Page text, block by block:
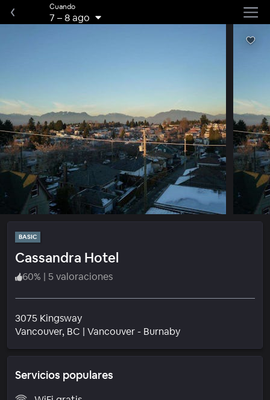
Cuando
7 –8 ago
BASIC
Cassandra Hotel
60% | 5 valoraciones
3075 Kingsway
Vancouver, BC | Vancouver - BurnabyBarrio
Servicios populares